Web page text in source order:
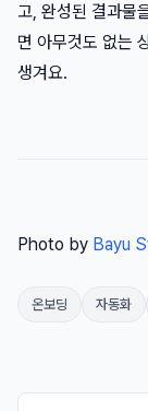
고, 완성된 결과물
면 아무것도 없는
생겨요.
Photo by Bayu
온보딩 자동화